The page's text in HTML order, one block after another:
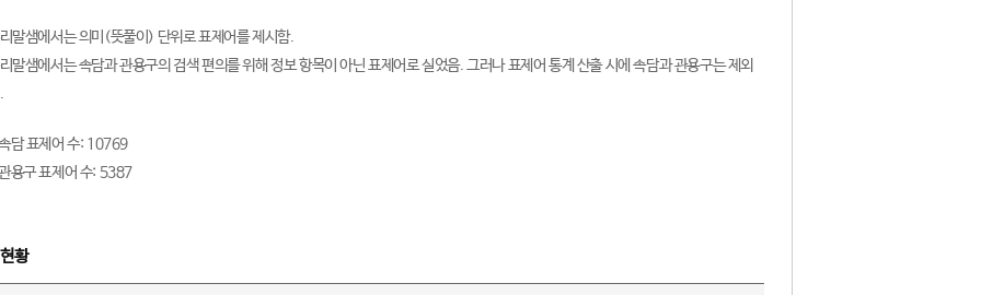
말샘에서는 의미(뜻풀이) 단위로 표제어를 제시함.
말샘에서는 속담과 관용구의 검색 편의를 위해 정보 항목이 아닌 표제어로 실었음. 그러나 표제어 통계 산출 시에 속담과 관용구는 제외
담 표제어 수: 10769
용구 표제어 수: 5387
황